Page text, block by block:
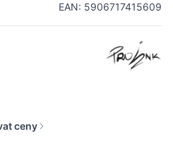
EAN: 5906717415609
ceny